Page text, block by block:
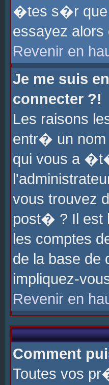
�tes s�r que
essayez alors
Revenir en
Je me suis
connecter ?!
Les raisons
entr� un nom
qui vous a
vous trouvez
post� ? Il est
les comptes
de la base de
impliquez-
Revenir en
Comment
Toutes vos